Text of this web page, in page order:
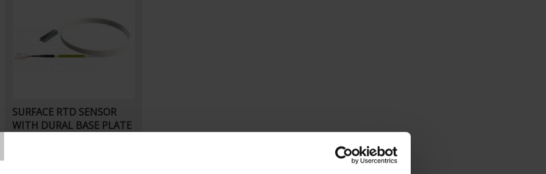
SURFACE RTD SENSOR
WITH DURAL BASE PLATE